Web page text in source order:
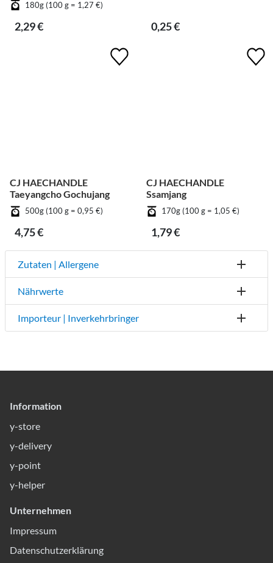
180g (100 g = 1,27 €)
2,29 € 0,25 €
CJ HAECHANDLE
Taeyangcho Gochujang
500g (100 g = 0,95 €)
4,75 €
CJ HAECHANDLE
Ssamjang
170g (100 g = 1,05 €)
1,79 €
Zutaten | Allergene
Nährwerte
Importeur | Inverkehrbringer
Information
y-store
y-delivery
y-point
y-helper
Unternehmen
Impressum
Datenschutzerklärung